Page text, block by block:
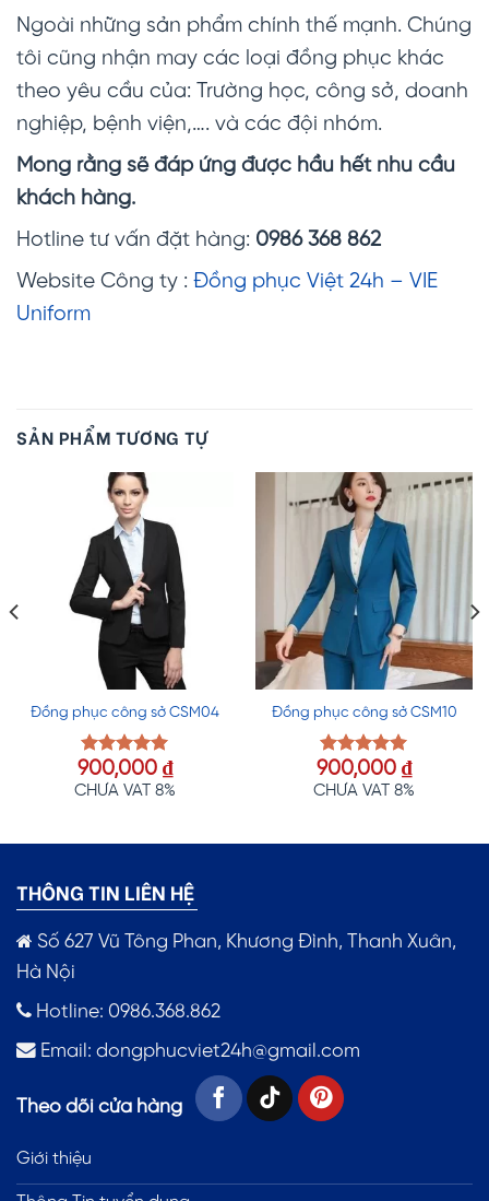
Ngoài những sản phẩm chính thế mạnh. Chúng
tôi cũng nhận may các loại đồng phục khác
theo yêu cầu của: Trường học, công sở, doanh
nghiệp, bệnh viện,…. và các đội nhóm.
Mong rằng sẽ đáp ứng được hầu hết nhu cầu
khách hàng.
Hotline tư vấn đặt hàng: 0986 368 862
Website Công ty : Đồng phục Việt 24h – VIE
Uniform
SẢN PHẨM TƯƠNG TỰ
Đồng phục công sở CSM04
Được xếp
hạng5.00
900,000 ₫
CHƯA VAT 8%
Đồng phục công sở CSM10
Được xếp
hạng5.00
900,000 ₫
CHƯA VAT 8%
THÔNG TIN LIÊN HỆ
Số 627 Vũ Tông Phan, Khương Đình, Thanh Xuân,
Hà Nội
Hotline: 0986.368.862
Email: dongphucviet24h@gmail.com
Theo dõi cửa hàng
Giới thiệu